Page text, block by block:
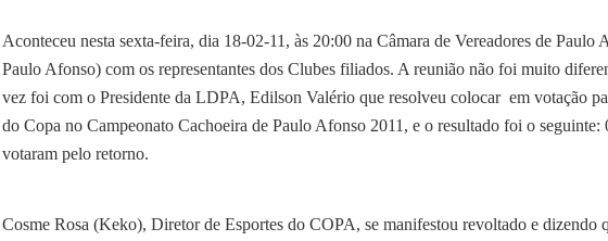
Aconteceu nesta sexta-feira, dia 18-02-11, às 20:00 na Câmara de Vereadores de
Paulo Afonso) com os representantes dos Clubes filiados. A reunião não foi muito
vez foi com o Presidente da LDPA, Edilson Valério que resolveu colocar em votação
do Copa no Campeonato Cachoeira de Paulo Afonso 2011, e o resultado foi o
votaram pelo retorno.
Cosme Rosa (Keko), Diretor de Esportes do COPA, se manifestou revoltado e dizendo